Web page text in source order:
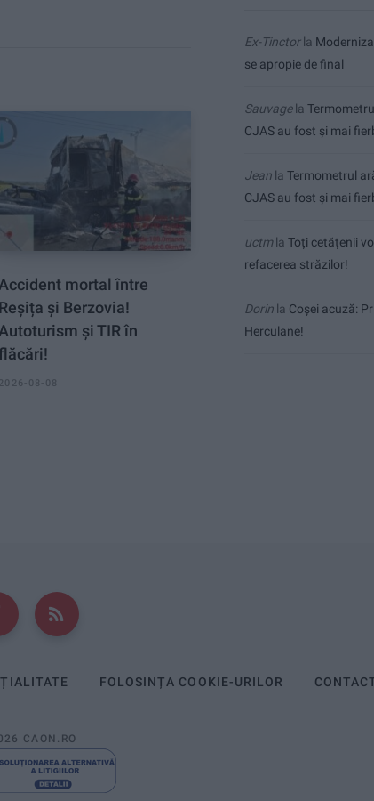
mortal între
Reșița și Berzovia!
și TIR în
2026-08-08
Ex-Tinctorla
se apropie de final
Sauvagela
CJAS au fost și mai
Jean la Termometrul
CJAS au fost și mai
uctmla Toți cetățenii
refacerea străzilor!
Dorin la Coșei acuză:
Herculane!
FOLOSINȚA COOKIE-URILOR
CAON.RO